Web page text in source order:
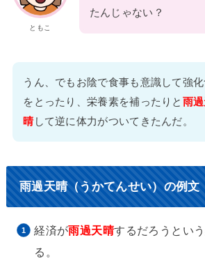
ともこ
たんじゃない？
うん、でもお陰で食事も意識して強化
をとったり、栄養素を補ったりと 雨
晴 して逆に体力がついてきたんだ。
雨過天晴（うかてんせい）の例文
経済が雨過天晴するだろうとい
る。